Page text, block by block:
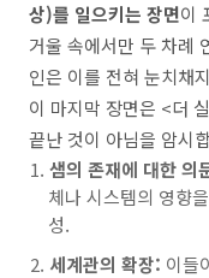
상)를 일으키는 장면이
거울 속에서만 두 차례
인은 이를 전혀 눈치채
이 마지막 장면은 <더
끝난 것이 아님을 암시
샘의 존재에 대한 의
체나 시스템의 영향
성.
세계관의 확장: 이들